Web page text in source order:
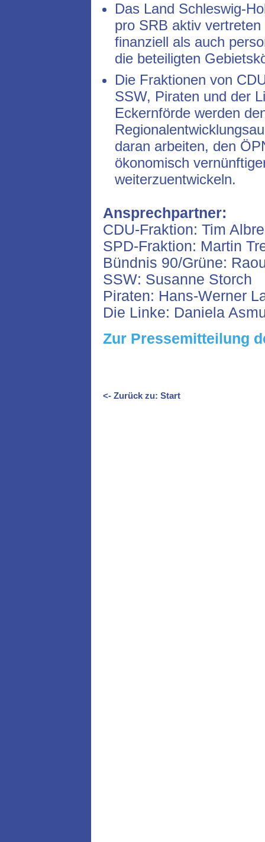
Das Land Schleswig-
pro SRB aktiv
finanziell als auch
die beteiligten
Die Fraktionen von
SSW, Piraten und der
Eckernförde werden
daran arbeiten, den
ökonomisch
weiterzuentwickeln.
Ansprechpartner:
CDU-Fraktion: Tim
SPD-Fraktion: Martin
Bündnis 90/Grüne:
SSW: Susanne Storch
Piraten: Hans-Werner
Die Linke: Daniela
Zur Pressemitteilung
<- Zurück zu: Start